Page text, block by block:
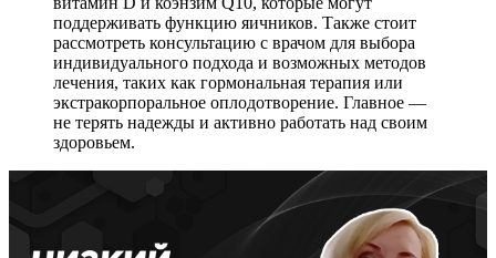
поддерживать функцию яичников. Также стоит
рассмотреть консультацию с врачом для выбора
индивидуального подхода и возможных методов
лечения, таких как гормональная терапия или
экстракорпоральное оплодотворение. Главное —
не терять надежды и активно работать над своим
здоровьем.